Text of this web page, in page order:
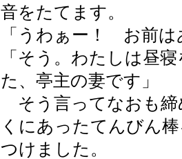
音をたてます。
「うわぁー！ お前は
「そう。わたしは昼
た、亭主の妻です」
そう言ってなおも締
くにあったてんびん
つけました。